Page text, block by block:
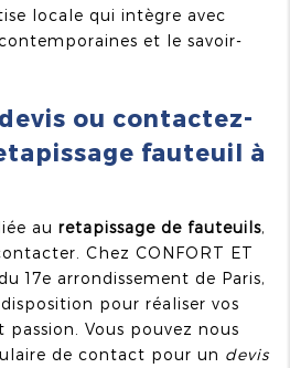
locale qui intègre avec
et le savoir-
ou contactez-
fauteuil à
au retapissage de fauteuils,
Chez CONFORT ET
17e arrondissement de Paris,
pour réaliser vos
Vous pouvez nous
de contact pour un devis